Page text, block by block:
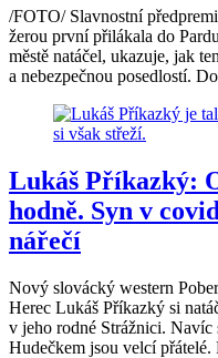
/FOTO/ Slavnostní
žerou první přilákala do
městě natáčel, ukazuje, jak
a nebezpečnou posedlostí.
Lukáš Příkazký:
hodně. Syn v
nářečí
Nový slovácký western
Herec Lukáš Příkazký si
v jeho rodné Strážnici. Navíc
Hudečkem jsou velcí